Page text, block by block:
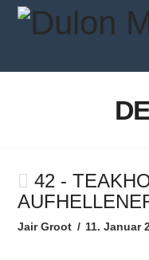
42 -
Jair Groot 11. Januar